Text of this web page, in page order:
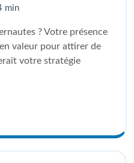
min
valeur pour attirer de
votre stratégie